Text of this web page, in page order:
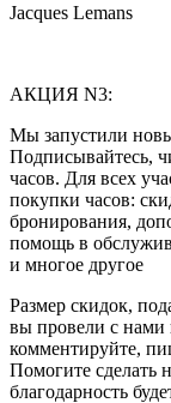
Jacques Lemans
АКЦИЯ N3:
Мы запустили
Подписывайтесь,
часов. Для всех
покупки часов:
бронирования,
помощь в
и многое другое
Размер скидок,
вы провели с нами
комментируйте,
Помогите сделать
благодарность